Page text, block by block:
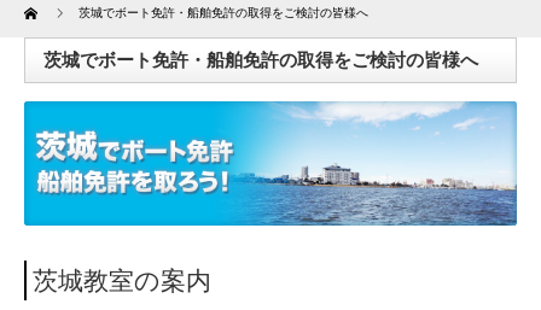
Home 茨城でボート免許・船舶免許の取得をご検討の皆様へ
茨城でボート免許・船舶免許の取得をご検討の皆様へ
茨城教室の案内